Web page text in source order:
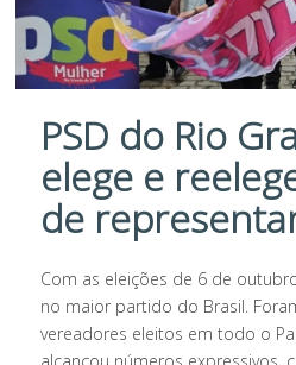
PSD do Rio
elege e
de
Com as eleições de 6 de
no maior partido do Brasil.
vereadores eleitos em todo o